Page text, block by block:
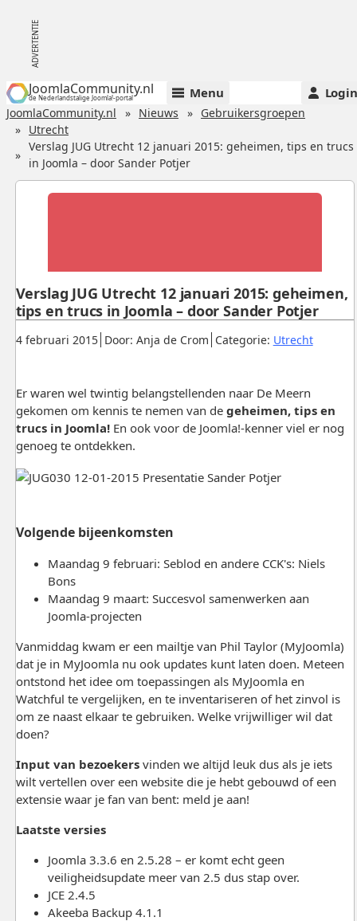
JoomlaCommunity.nl
de Nederlandstalige Joomla!-portal Menu Login
JoomlaCommunity.nl Nieuws
Gebruikersgroepen
Utrecht
Verslag JUG Utrecht 12 januari 2015: geheimen, tips en trucs
in Joomla – door Sander Potjer
Gepubliceerd:
4 februari 2015. Door: Anja de Crom. Categorie: Utrecht.
Verslag JUG Utrecht 12 januari 2015: geheimen,
tips en trucs in Joomla – door Sander Potjer
Er waren wel twintig belangstellenden naar De Meern
gekomen om kennis te nemen van de geheimen, tips en
trucs in Joomla!En ook voor de Joomla!-kenner viel er nog
genoeg te ontdekken.
Volgende bijeenkomsten
Maandag 9 februari: Seblod en andere CCK's: Niels
Bons
Maandag 9 maart: Succesvol samenwerken aan
Joomla-projecten
Vanmiddag kwam er een mailtje van Phil Taylor (MyJoomla)
dat je in MyJoomla nu ook updates kunt laten doen. Meteen
ontstond het idee om toepassingen als MyJoomla en
Watchful te vergelijken, en te inventariseren of het zinvol is
om ze naast elkaar te gebruiken. Welke vrijwilliger wil dat
doen?
Input van bezoekersvinden we altijd leuk dus als je iets
wilt vertellen over een website die je hebt gebouwd of een
extensie waar je fan van bent: meld je aan!
Laatste versies
Joomla 3.3.6 en 2.5.28 – er komt echt geen
veiligheidsupdate meer van 2.5 dus stap over.
JCE 2.4.5
Akeeba Backup 4.1.1